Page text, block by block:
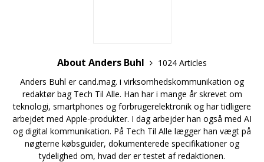
About Anders Buhl
1024 Articles
Anders Buhl er cand.mag. i virksomhedskommunikation og
redaktør bag Tech Til Alle. Han har i mange år skrevet om
teknologi, smartphones og forbrugerelektronik og har tidligere
arbejdet med Apple-produkter. I dag arbejder han også med AI
og digital kommunikation. På Tech Til Alle lægger han vægt på
nøgterne købsguider, dokumenterede specifikationer og
tydelighed om, hvad der er testet af redaktionen.